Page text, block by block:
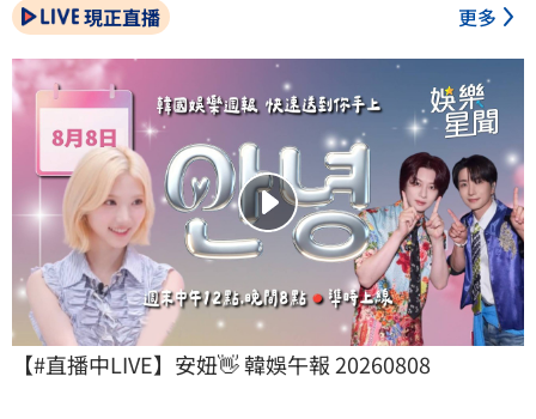
現正直播 更多
【#直播中LIVE】安妞👋 韓娛午報 20260808